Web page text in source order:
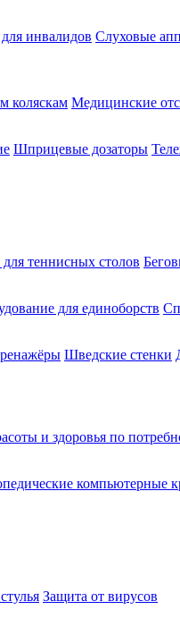
инвалидов Слуховые
коляскам Медицинские
Шприцевые дозаторы
теннисных столов
для единоборств
Шведские стенки
и здоровья по
компьютерные
Защита от вирусов